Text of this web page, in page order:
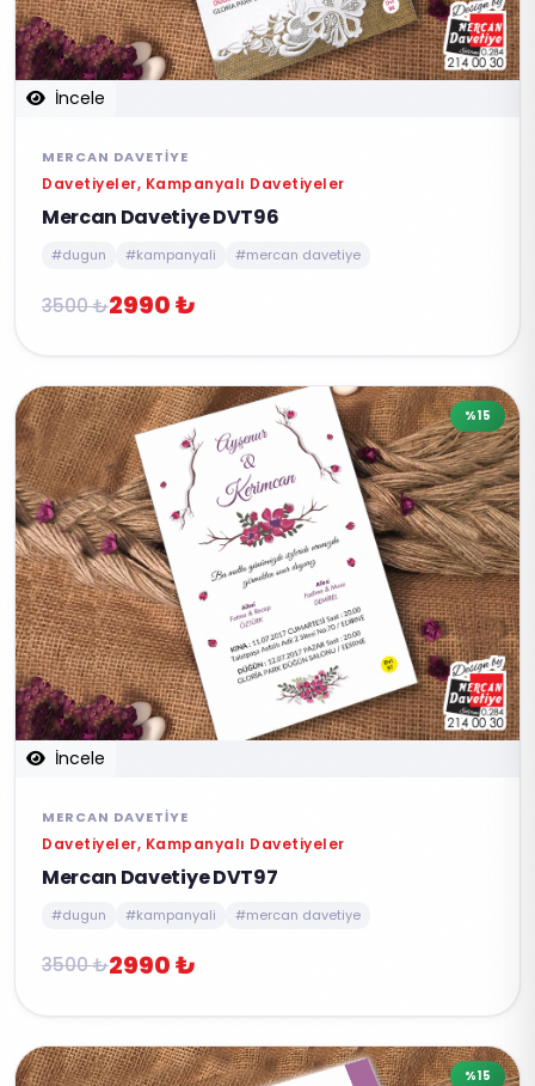
İncele
MERCAN DAVETIYE
Davetiyeler, Kampanyalı Davetiyeler
Mercan Davetiye DVT96
#dugun #kampanyali #mercan davetiye
3500 ₺2990 ₺
İncele
%15
MERCAN DAVETIYE
Davetiyeler, Kampanyalı Davetiyeler
Mercan Davetiye DVT97
#dugun #kampanyali #mercan davetiye
3500 ₺2990 ₺
%15